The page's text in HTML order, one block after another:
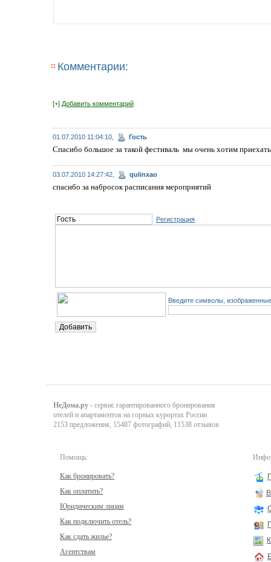
Комментарии:
[+] Добавить комментарий
01.07.2010 11:04:10, Гость
Спасибо большое за такой фестиваль мы очень хотим
03.07.2010 14:27:42, qulinxao
спасибо за набросок расписания мероприятий
Регистрация
Введите символы,
НеДома.ру - сервис гарантированного бронирования
отелей и апартаментов на горных курортах России
2153 предложения, 15487 фотографий, 11538 отзывов
Помощь:
Как бронировать?
Как оплатить?
Юридическим лицам
Как подключить отель?
Как сдать жилье?
Агентствам